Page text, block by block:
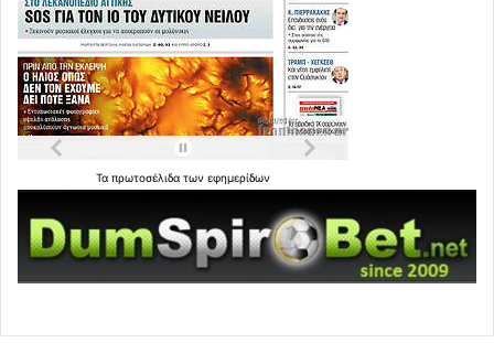
Τα πρωτοσέλιδα των εφημερίδων